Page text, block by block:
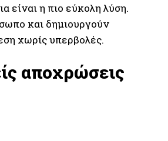
είναι η πιο εύκολη λύση.
και δημιουργούν
χωρίς υπερβολές.
αποχρώσεις